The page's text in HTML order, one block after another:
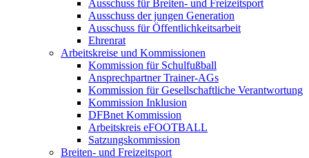
Ausschuss für Breiten- und Freizeitsport
Ausschuss der jungen Generation
Ausschuss für Öffentlichkeitsarbeit
Ehrenrat
Arbeitskreise und Kommissionen
Kommission für Schulfußball
Ansprechpartner Trainer-AGs
Kommission für Gesellschaftliche Verantwortung
Kommission Inklusion
DFBnet Kommission
Arbeitskreis eFOOTBALL
Satzungskommission
Breiten- und Freizeitsport